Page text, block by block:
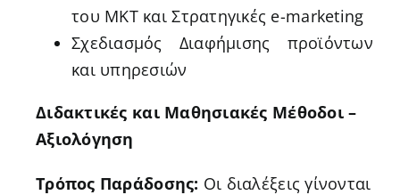
του ΜΚΤ και Στρατηγικές e-marketing
Σχεδιασμός Διαφήμισης προϊόντων
και υπηρεσιών
Διδακτικές και Μαθησιακές Μέθοδοι –
Αξιολόγηση
Τρόπος Παράδοσης: Οι διαλέξεις γίνονται